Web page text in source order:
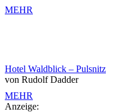
MEHR
Hotel Waldblick – Pulsnitz
von Rudolf Dadder
MEHR
Anzeige: